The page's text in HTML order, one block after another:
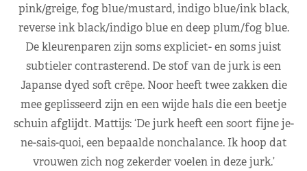
pink/greige, fog blue/mustard, indigo blue/ink black,
reverse ink black/indigo blue en deep plum/fog blue.
De kleurenparen zijn soms expliciet- en soms juist
subtieler contrasterend. De stof van de jurk is een
Japanse dyed soft crêpe. Noor heeft twee zakken die
mee geplisseerd zijn en een wijde hals die een beetje
schuin afglijdt. Mattijs: ‘De jurk heeft een soort fijne je-
ne-sais-quoi, een bepaalde nonchalance. Ik hoop dat
vrouwen zich nog zekerder voelen in deze jurk.’